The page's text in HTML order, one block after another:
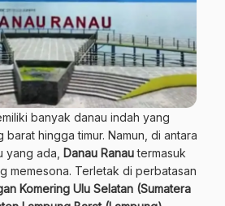
banyak danau indah yang
hingga timur. Namun, di antara
yang ada,
Danau Ranautermasuk
memesona. Terletak di perbatasan
Komering Ulu Selatan (Sumatera